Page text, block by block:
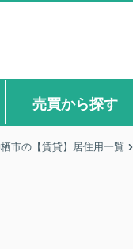
売買から探す
市の【賃貸】居住用一覧